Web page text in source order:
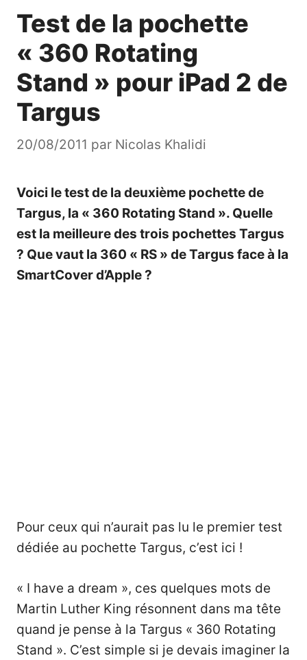
Test de la pochette
« 360 Rotating
Stand » pour iPad 2 de
Targus
20/08/2011 par Nicolas Khalidi
Voici le test de la deuxième pochette de
Targus, la « 360 Rotating Stand ». Quelle
est la meilleure des trois pochettes Targus
? Que vaut la 360 « RS » de Targus face à la
SmartCover d’Apple ?
Pour ceux qui n’aurait pas lu le premier test
dédiée au pochette Targus, c’est ici !
« I have a dream », ces quelques mots de
Martin Luther King résonnent dans ma tête
quand je pense à la Targus « 360 Rotating
Stand ». C’est simple si je devais imaginer la